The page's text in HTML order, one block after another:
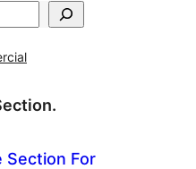
Section For